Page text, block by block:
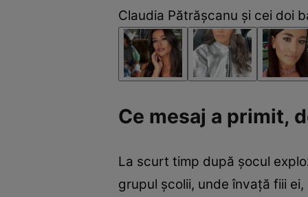
Claudia Pătrășcanu și cei doi
Ce mesaj a primit,
La scurt timp după șocul
grupul școlii, unde învață fiii